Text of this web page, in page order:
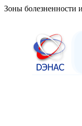
Зоны болезненности